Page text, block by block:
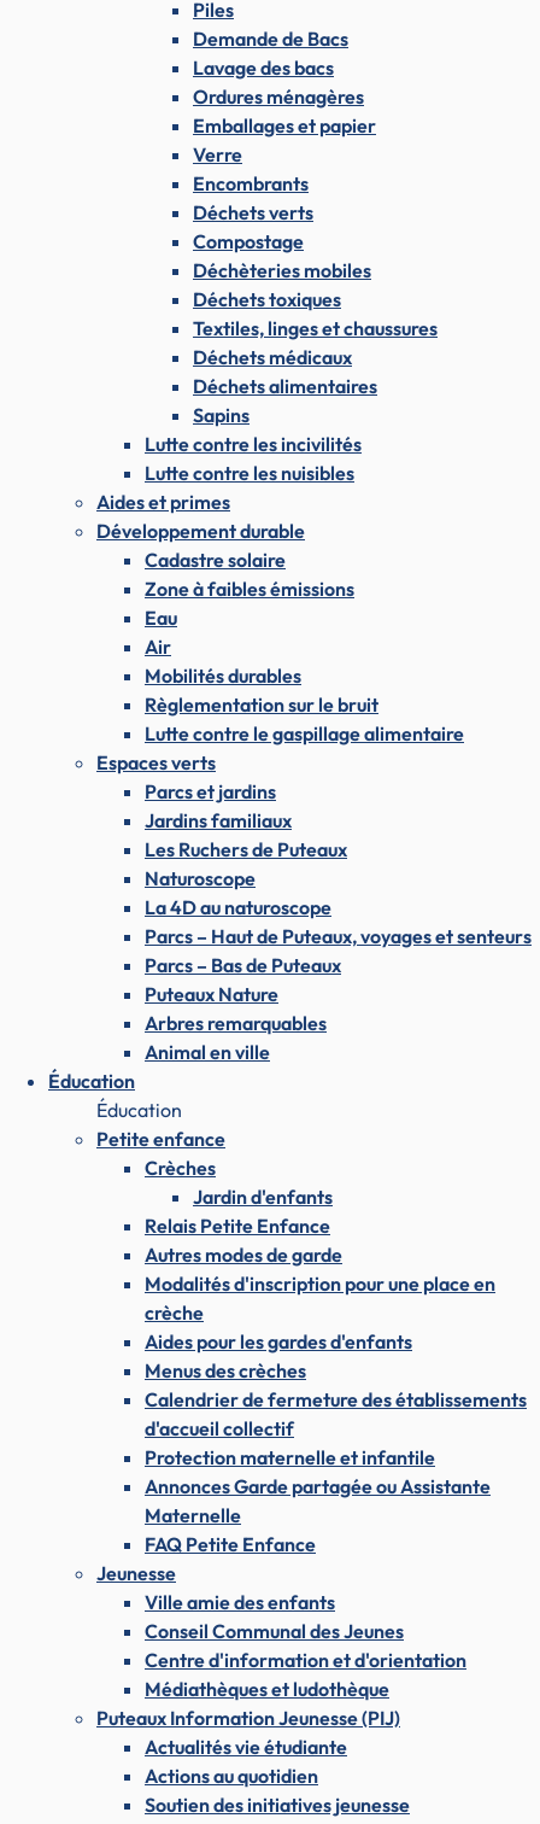
Piles
Demande de Bacs
Lavage des bacs
Ordures ménagères
Emballages et papier
Verre
Encombrants
Déchets verts
Compostage
Déchèteries mobiles
Déchets toxiques
Textiles, linges et chaussures
Déchets médicaux
Déchets alimentaires
Sapins
Lutte contre les incivilités
Lutte contre les nuisibles
Aides et primes
Développement durable
Cadastre solaire
Zone à faibles émissions
Eau
Air
Mobilités durables
Règlementation sur le bruit
Lutte contre le gaspillage alimentaire
Espaces verts
Parcs et jardins
Jardins familiaux
Les Ruchers de Puteaux
Naturoscope
La 4D au naturoscope
Parcs – Haut de Puteaux, voyages et senteurs
Parcs – Bas de Puteaux
Puteaux Nature
Arbres remarquables
Animal en ville
Éducation
Éducation
Petite enfance
Crèches
Jardin d'enfants
Relais Petite Enfance
Autres modes de garde
Modalités d'inscription pour une place en
crèche
Aides pour les gardes d'enfants
Menus des crèches
Calendrier de fermeture des établissements
d'accueil collectif
Protection maternelle et infantile
Annonces Garde partagée ou Assistante
Maternelle
FAQ Petite Enfance
Jeunesse
Ville amie des enfants
Conseil Communal des Jeunes
Centre d'information et d'orientation
Médiathèques et ludothèque
Puteaux Information Jeunesse (PIJ)
Actualités vie étudiante
Actions au quotidien
Soutien des initiatives jeunesse